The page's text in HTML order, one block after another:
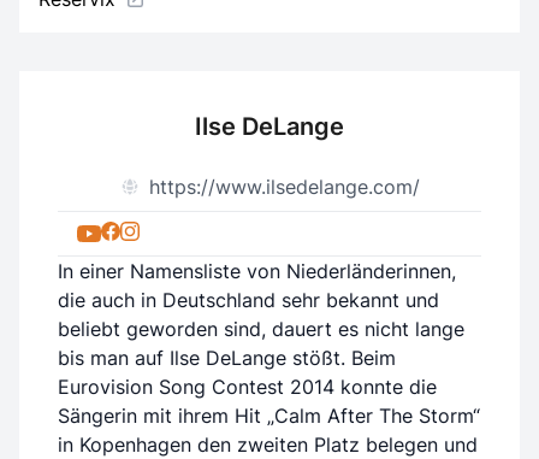
Ilse DeLange
https://www.ilsedelange.com/
In einer Namensliste von Niederländerinnen,
die auch in Deutschland sehr bekannt und
beliebt geworden sind, dauert es nicht lange
bis man auf Ilse DeLange stößt. Beim
Eurovision Song Contest 2014 konnte die
Sängerin mit ihrem Hit „Calm After The Storm“
in Kopenhagen den zweiten Platz belegen und